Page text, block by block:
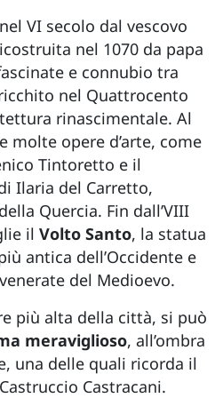
VI secolo dal vescovo
nel 1070 da papa
e connubio tra
nel Quattrocento
rinascimentale. Al
molte opere d’arte, come
Tintoretto e il
Ilaria del Carretto,
Quercia. Fin dall’VIII
il Volto Santo, la statua
antica dell’Occidente e
del Medioevo.
più alta della città, si può
meraviglioso, all’ombra
una delle quali ricorda il
Castracani.